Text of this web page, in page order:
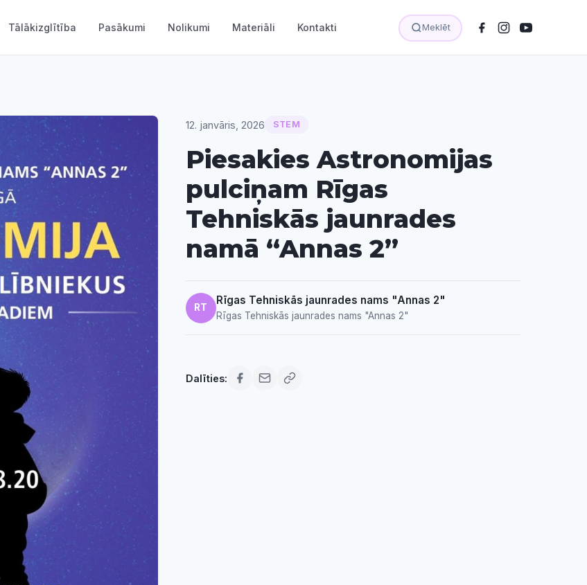
Tālākizglītība Pasākumi Nolikumi Materiāli Kontakti Meklēt
12. janvāris, 2026 STEM
Piesakies Astronomijas
pulciņam Rīgas
Tehniskās jaunrades
namā “Annas 2”
RT
Rīgas Tehniskās jaunrades nams "Annas 2"
Rīgas Tehniskās jaunrades nams "Annas 2"
Dalīties: